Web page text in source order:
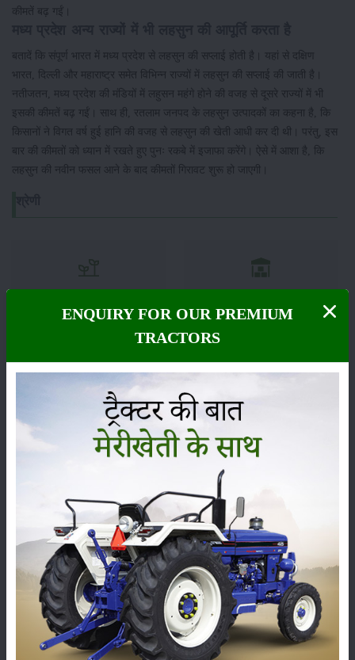
कीमतें बढ़ गईं।
बतादें कि संपूर्ण भारत में मध्य प्रदेश से लहसुन की सप्लाई होती है। यहां से दक्षिण
भारत, दिल्ली और महाराष्ट्र समेत विभिन्न राज्यों में लहसुन की सप्लाई की जाती है।
नतीजतन, मध्य प्रदेश की मंडियों में लहुसन महंगे होने की वजह से दूसरे राज्यों में भी
इसकी कीमतें बढ़ गईं। साथ ही, रतलाम जनपद के लहसुन उत्पादकों का कहना है, कि
किसानों ने विगत वर्ष हुई हानि की वजह से लहसुन की खेती आधी कर दी थी। परंतु, इस
बार की कीमतों को ध्यान में रखते हुए पुनः रकबे में इजाफा करेंगे। ऐसे में आशा है, कि
लहसुन की नवीन फसल आने के बाद कीमतों गिरावट शुरू हो जाएगी।
कीटनाशक
सम्पादकीय अन्य
पूसा बासमती 1882: सूखे में भी बेहतरीन उत्पादन देने वाली
भारत की पहली सूखा-सहिष्णु बासमती किस्म
22-Jun-2026
ENQUIRY FOR OUR PREMIUM
TRACTORS